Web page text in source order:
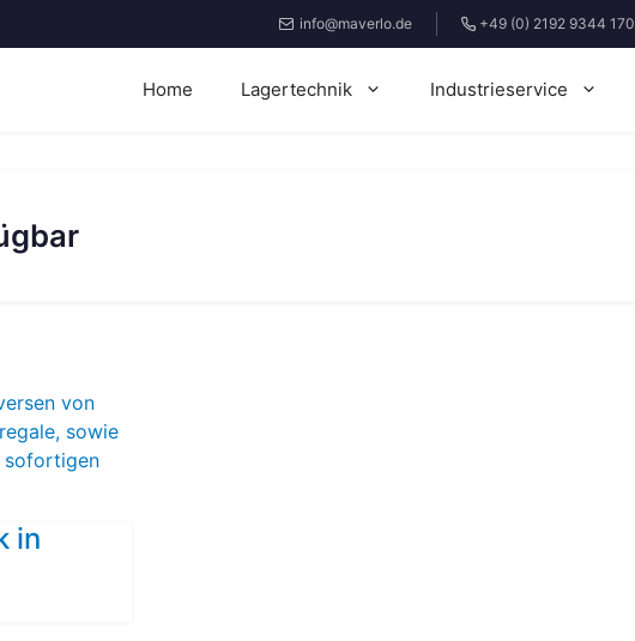
info@maverlo.de +49 (0) 2192 9344 170
Home Lagertechnik Industrieservice
in